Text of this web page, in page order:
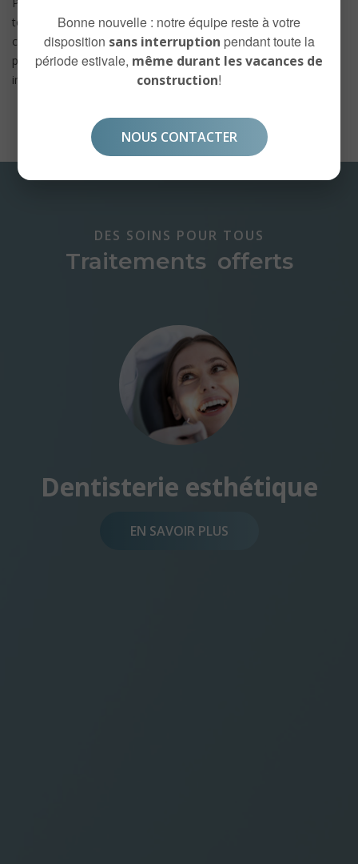
toute plainte relativement au non-respect de celle-ci, veuillez
communiquer avec Dre Éliane Karam, responsable de la
protection des renseignements personnels, par écrit à
info@cliniquesagessedentaire.com
DES SOINS POUR TOUS
Traitements offerts
Dentisterie esthétique
EN SAVOIR PLUS
Bonne nouvelle : notre équipe reste à votre
disposition sans interruption pendant toute la
période estivale, même durant les vacances de
construction!
NOUS CONTACTER